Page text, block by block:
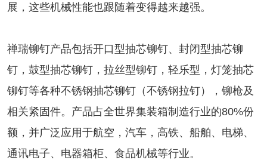
展，这些机械性能也跟随着变得越来越强。
禅瑞铆钉产品包括开口型抽芯铆钉、封闭型抽芯铆
钉，鼓型抽芯铆钉，拉丝型铆钉，轻乐型，灯笼抽芯
铆钉等各种不锈钢抽芯铆钉（不锈钢拉钉），铆枪及
相关紧固件。产品占全世界集装箱制造行业的80%份
额，并广泛应用于航空，汽车，高铁、船舶、电梯、
通讯电子、电器箱柜、食品机械等行业。